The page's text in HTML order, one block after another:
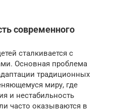
современного
сталкивается с
Основная проблема
традиционных
миру, где
и нестабильность
часто оказываются в